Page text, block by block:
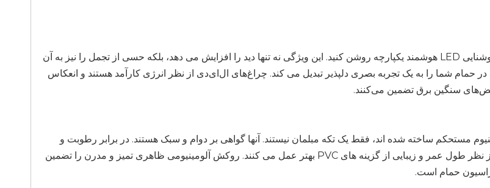
مراسم روزانه خود را با روشنایی LED هوشمند یکپارچه روشن کنید. این ویژگی نه تنها دید را افزایش می دهد، بلکه حسی از تجمل را نیز به آن
حمام شما را به یک تجربه بصری دلپذیر تبدیل می کند. چراغ‌های ال‌ای‌دی از نظر انرژی کارآمد هستند و انعکاس
سنگین برق تضمین می‌کنند.
مستحکم ساخته شده اند، فقط یک تکه مبلمان نیستند. آنها گواهی بر دوام و سبک هستند. در برابر رطوبت و
خوردگی مقاوم هستند و از نظر طول عمر و زیبایی از گزینه های PVC بهتر عمل می کنند. روکش آلومینیومی ظاهری تمیز و مدرن را تضمین
حمام است.